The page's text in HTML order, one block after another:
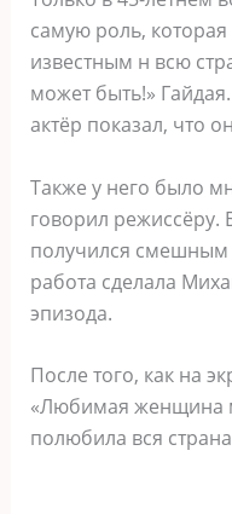
самую роль,
известным н всю
может быть!»
актёр показал, что
Также у него было
говорил режиссёру.
получился
работа сделала
эпизода.
После того, как на
«Любимая женщина
полюбила вся